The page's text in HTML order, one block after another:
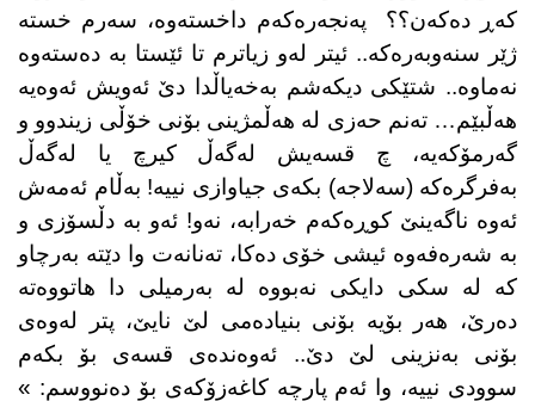
كەڕ دەكەن؟؟
پەنجەرەكەم داخستەوە، سەرم خستە
ژێر سنەوبەرەكە.. ئیتر لەو زیاترم تا ئێستا بە دەستەوە
نەماوە.. شتێكی دیكەشم بەخەیاڵدا دێ ئەویش ئەوەیە
هەڵبێم… تەنم حەزی لە هەڵمژینی بۆنی خۆڵی زیندوو و
گەرمۆكەیە، چ قسەیش لەگەڵ كیرچ یا لەگەڵ
بەفرگرەكە (سه‌لاجه‌) بكەی جیاوازی نییە! بەڵام ئەمەش
ئەوە ناگەینێ كوڕەكەم خەرابە، نە‌و! ئەو بە دڵسۆزی و
بە شەرەفەوە ئیشی خۆی دەكا، تەنانەت وا دێتە بەرچاو
كە لە سكی دایكی نەبووە لە بەرمیلی دا هاتووەتە
دەرێ، هەر بۆیە بۆنی بنیادەمی لێ نایێ، پتر لەوەی
بۆنی بەنزینی لێ دێ.. ئەوەندەی قسەی بۆ بكەم
سوودی نییە، وا ئەم پارچە كاغەزۆكەی بۆ دەنووسم: »